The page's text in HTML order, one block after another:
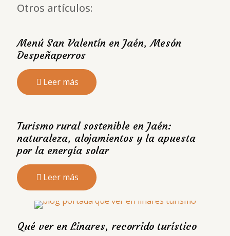
Otros artículos:
Menú San Valentín en Jaén, Mesón
Despeñaperros
Leer más
Turismo rural sostenible en Jaén:
naturaleza, alojamientos y la apuesta
por la energía solar
Leer más
Qué ver en Linares, recorrido turístico